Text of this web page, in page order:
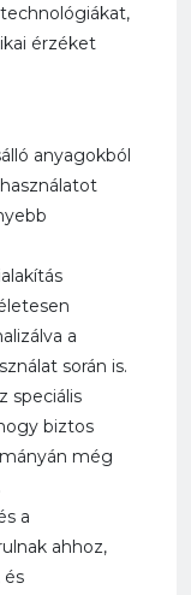
érzéket
anyagokból
a
során is.
speciális
biztos
még
a
ahhoz,
és